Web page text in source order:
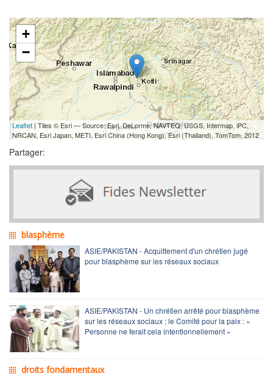
+
−
Leaflet | Tiles © Esri — Source: Esri, DeLorme, NAVTEQ, USGS, Intermap, iPC,
NRCAN, Esri Japan, METI, Esri China (Hong Kong), Esri (Thailand), TomTom, 2012
Partager:
blasphème
ASIE/PAKISTAN - Acquittement d'un chrétien jugé
pour blasphème sur les réseaux sociaux
ASIE/PAKISTAN - Un chrétien arrêté pour blasphème
sur les réseaux sociaux ; le Comité pour la paix : «
Personne ne ferait cela intentionnellement »
droits fondamentaux